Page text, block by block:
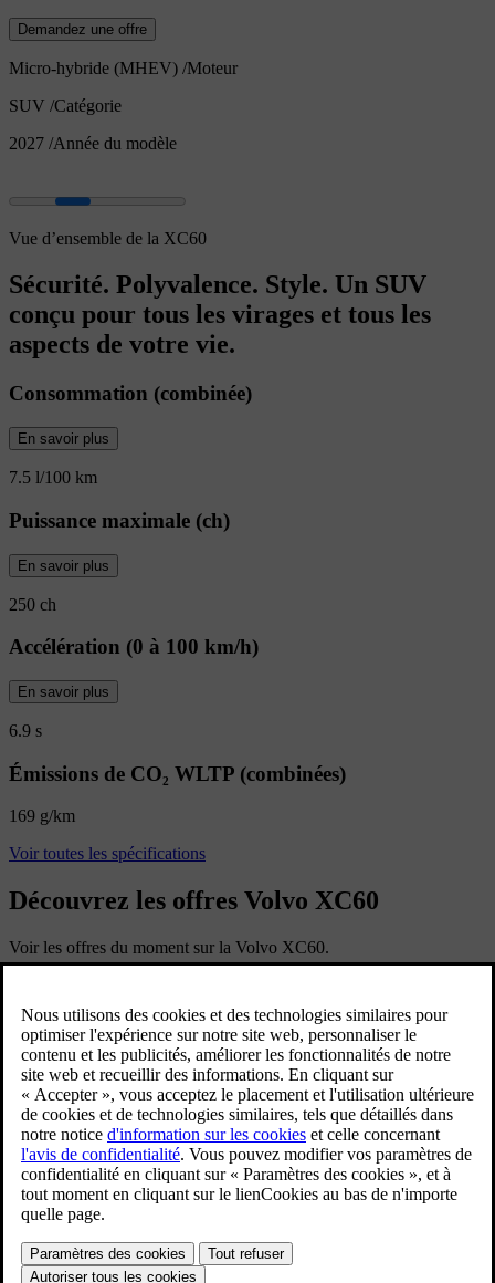
Demandez une offre
Micro-hybride (MHEV) /Moteur
SUV /Catégorie
2027 /Année du modèle
Vue d’ensemble de la XC60
Sécurité. Polyvalence. Style. Un SUV
conçu pour tous les virages et tous les
aspects de votre vie.
Consommation (combinée)
En savoir plus
7.5 l/100 km
Puissance maximale (ch)
En savoir plus
250 ch
Accélération (0 à 100 km/h)
En savoir plus
6.9 s
Émissions de CO₂ WLTP (combinées)
169 g/km
Voir toutes les spécifications
Découvrez les offres Volvo XC60
Voir les offres du moment sur la Volvo XC60.